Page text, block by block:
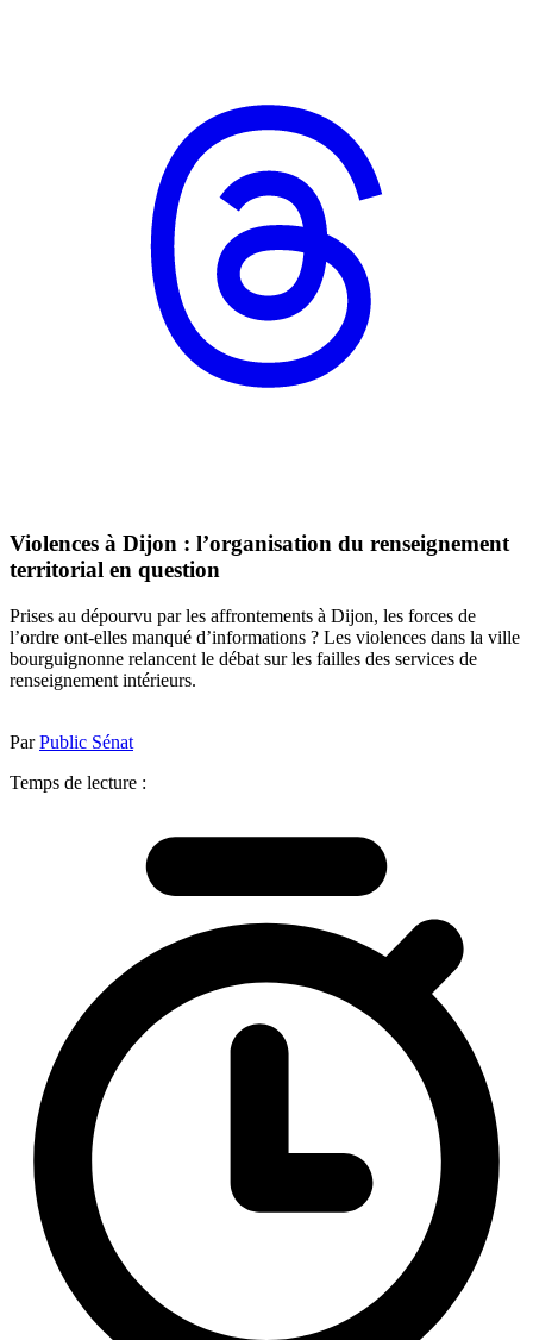
Violences à Dijon : l’organisation du renseignement
territorial en question
Prises au dépourvu par les affrontements à Dijon, les forces de
l’ordre ont-elles manqué d’informations ? Les violences dans la ville
bourguignonne relancent le débat sur les failles des services de
renseignement intérieurs.
ParPublic Sénat
Temps de lecture :